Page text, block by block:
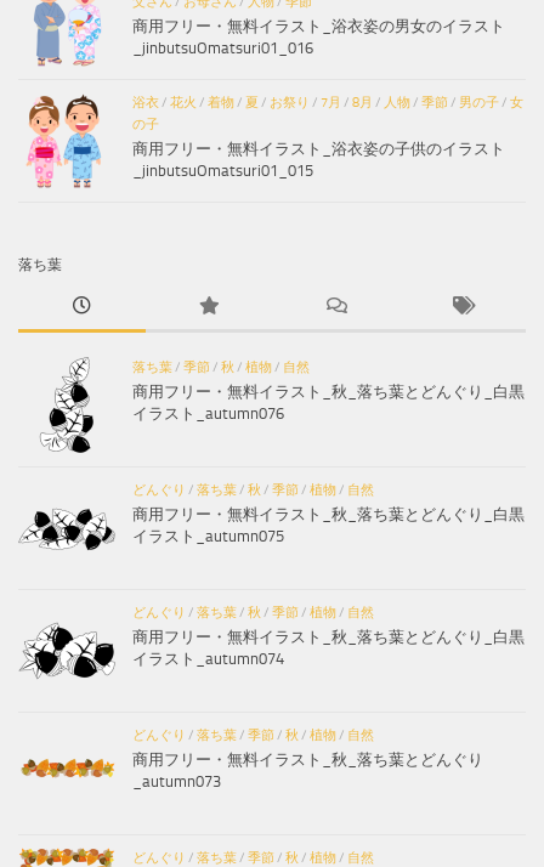
商用フリー・無料イラスト_浴衣姿の男女のイラスト
_jinbutsuOmatsuri01_016
浴衣 / 花火 / 着物 / 夏 / お祭り / 7月 / 8月 / 人物 / 季節 / 男の子 / 女
の子
商用フリー・無料イラスト_浴衣姿の子供のイラスト
_jinbutsuOmatsuri01_015
落ち葉
落ち葉 / 季節 / 秋 / 植物 / 自然
商用フリー・無料イラスト_秋_落ち葉とどんぐり_白黒
イラスト_autumn076
どんぐり / 落ち葉 / 秋 / 季節 / 植物 / 自然
商用フリー・無料イラスト_秋_落ち葉とどんぐり_白黒
イラスト_autumn075
どんぐり / 落ち葉 / 秋 / 季節 / 植物 / 自然
商用フリー・無料イラスト_秋_落ち葉とどんぐり_白黒
イラスト_autumn074
どんぐり / 落ち葉 / 季節 / 秋 / 植物 / 自然
商用フリー・無料イラスト_秋_落ち葉とどんぐり
_autumn073
どんぐり / 落ち葉 / 季節 / 秋 / 植物 / 自然